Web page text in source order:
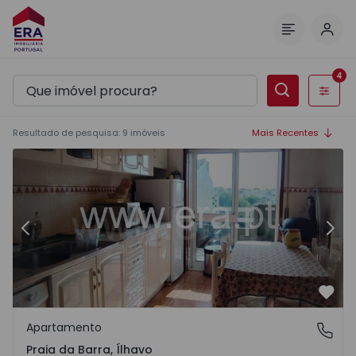
Filtros
4
Resultado de pesquisa: 9 imóveis Mais Recentes
Apartamento T2 Ílhavo, Gafanha da Nazaré - 1567697 - 1
Anterior
Praia da Barra, Ílhavo
Apartamento
Praia da Barra, Ílhavo